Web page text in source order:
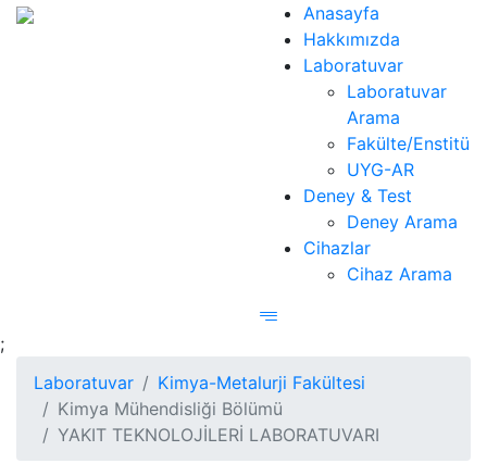
Anasayfa
Hakkımızda
Laboratuvar
Laboratuvar
Arama
Fakülte/Enstitü
UYG-AR
Deney & Test
Deney Arama
Cihazlar
Cihaz Arama
;
Laboratuvar
Kimya-Metalurji Fakültesi
Kimya Mühendisliği Bölümü
YAKIT TEKNOLOJİLERİ LABORATUVARI